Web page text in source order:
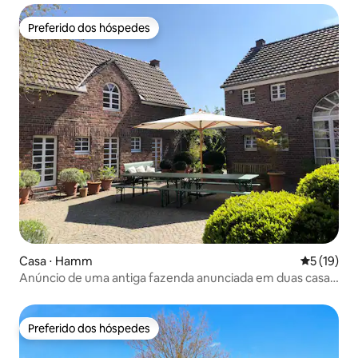
Preferido dos hóspedes
Preferido dos hóspedes
Casa ⋅ Hamm 5 de uma
5 (19)
Anúncio de uma antiga fazenda anunciada em duas casas
Preferido dos hóspedes
Preferido dos hóspedes